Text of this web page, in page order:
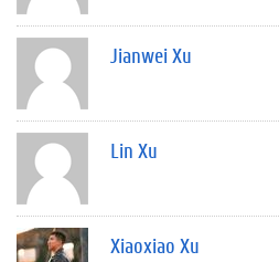
Jianwei Xu
Lin Xu
Xiaoxiao Xu